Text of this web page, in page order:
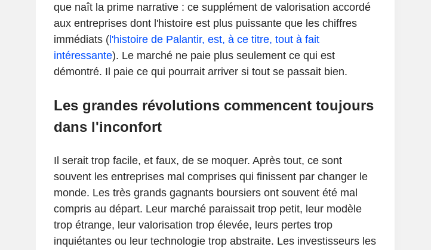
que naît la prime narrative : ce supplément de valorisation accordé
aux entreprises dont l'histoire est plus puissante que les chiffres
immédiats (l'histoire de Palantir, est, à ce titre, tout à fait
intéressante). Le marché ne paie plus seulement ce qui est
démontré. Il paie ce qui pourrait arriver si tout se passait bien.
Les grandes révolutions commencent toujours
dans l'inconfort
Il serait trop facile, et faux, de se moquer. Après tout, ce sont
souvent les entreprises mal comprises qui finissent par changer le
monde. Les très grands gagnants boursiers ont souvent été mal
compris au départ. Leur marché paraissait trop petit, leur modèle
trop étrange, leur valorisation trop élevée, leurs pertes trop
inquiétantes ou leur technologie trop abstraite. Les investisseurs les